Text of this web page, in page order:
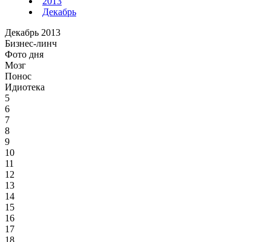
Декабрь
Декабрь 2013
Бизнес-линч
Фото дня
Мозг
Понос
Идиотека
5
6
7
8
9
10
11
12
13
14
15
16
17
18